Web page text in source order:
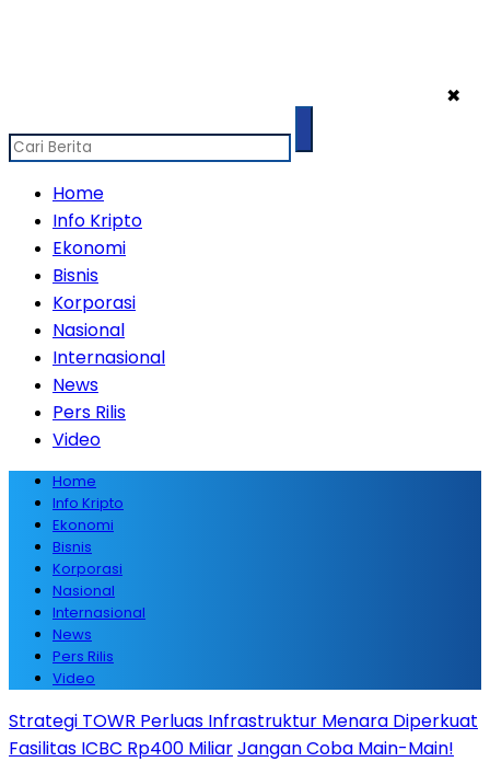
✖
Home
Info Kripto
Ekonomi
Bisnis
Korporasi
Nasional
Internasional
News
Pers Rilis
Video
Home
Info Kripto
Ekonomi
Bisnis
Korporasi
Nasional
Internasional
News
Pers Rilis
Video
Strategi TOWR Perluas Infrastruktur Menara Diperkuat
Fasilitas ICBC Rp400 MiliarJangan Coba Main-Main!